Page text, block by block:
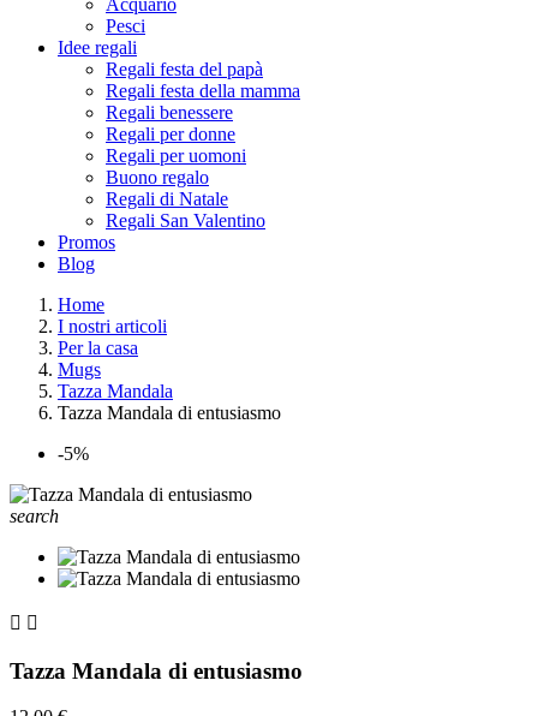
Acquario
Pesci
Idee regali
Regali festa del papà
Regali festa della mamma
Regali benessere
Regali per donne
Regali per uomoni
Buono regalo
Regali di Natale
Regali San Valentino
Promos
Blog
Home
I nostri articoli
Per la casa
Mugs
Tazza Mandala
Tazza Mandala di entusiasmo
-5%
search
 
Tazza Mandala di entusiasmo